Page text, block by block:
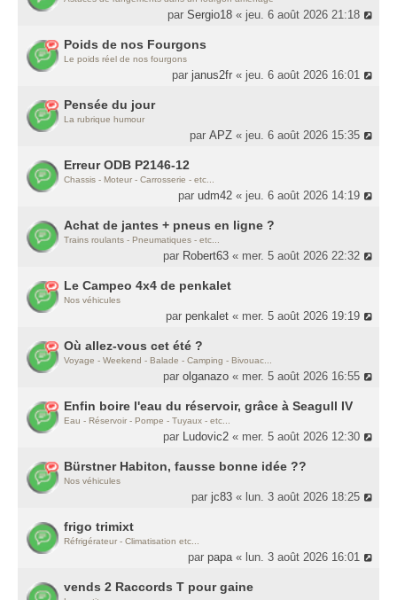
parSergio18 « jeu. 6 août 2026 21:18
Poids de nos Fourgons
Le poids réel de nos fourgons
par janus2fr « jeu. 6 août 2026 16:01
Pensée du jour
La rubrique humour
parAPZ « jeu. 6 août 2026 15:35
Erreur ODB P2146-12
Chassis - Moteur - Carrosserie - etc...
parudm42 « jeu. 6 août 2026 14:19
Achat de jantes + pneus en ligne ?
Trains roulants - Pneumatiques - etc...
par Robert63 « mer. 5 août 2026 22:32
Le Campeo 4x4 de penkalet
Nos véhicules
parpenkalet « mer. 5 août 2026 19:19
Où allez-vous cet été ?
Voyage - Weekend - Balade - Camping - Bivouac...
parolganazo « mer. 5 août 2026 16:55
Enfin boire l'eau du réservoir, grâce à Seagull IV
Eau - Réservoir - Pompe - Tuyaux - etc...
par Ludovic2 « mer. 5 août 2026 12:30
Bürstner Habiton, fausse bonne idée ??
Nos véhicules
par jc83 « lun. 3 août 2026 18:25
frigo trimixt
Réfrigérateur - Climatisation etc...
parpapa « lun. 3 août 2026 16:01
vends 2 Raccords T pour gaine